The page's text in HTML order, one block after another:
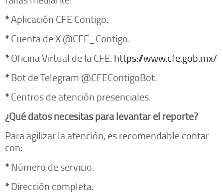
*Aplicación CFE Contigo.
*Cuenta de X @CFE_Contigo.
*Oficina Virtual de la CFE. https://www.cfe.gob.mx/
*Bot de Telegram @CFEContigoBot.
*Centros de atención presenciales.
¿Qué datos necesitas para levantar el reporte?
Para agilizar la atención, es recomendable contar
con:
*Número de servicio.
*Dirección completa.